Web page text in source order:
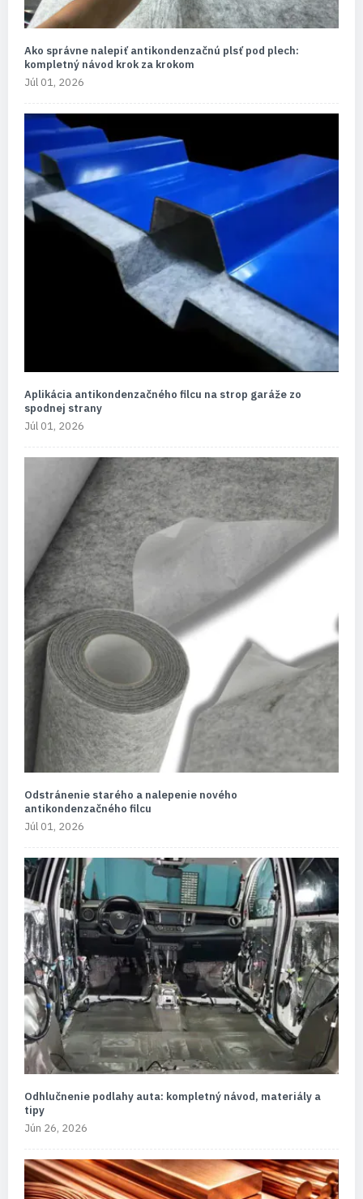
Ako správne nalepiť antikondenzačnú plsť pod plech:
kompletný návod krok za krokom
Júl 01, 2026
Aplikácia antikondenzačného filcu na strop garáže zo
spodnej strany
Júl 01, 2026
Odstránenie starého a nalepenie nového
antikondenzačného filcu
Júl 01, 2026
Odhlučnenie podlahy auta: kompletný návod, materiály a
tipy
Jún 26, 2026